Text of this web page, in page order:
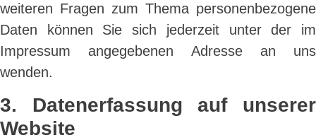
weiteren Fragen zum Thema personenbezogene
Daten können Sie sich jederzeit unter der im
Impressum angegebenen Adresse an uns
wenden.
3. Datenerfassung auf unserer
Website